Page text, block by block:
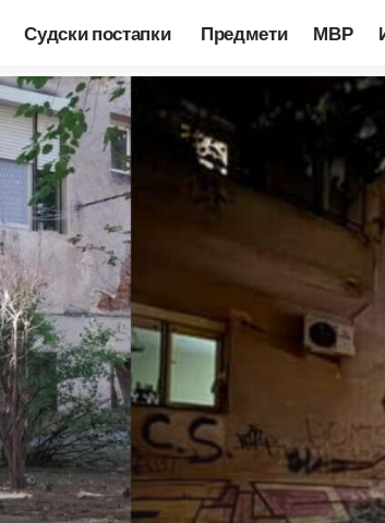
Судски постапки Предмети МВР